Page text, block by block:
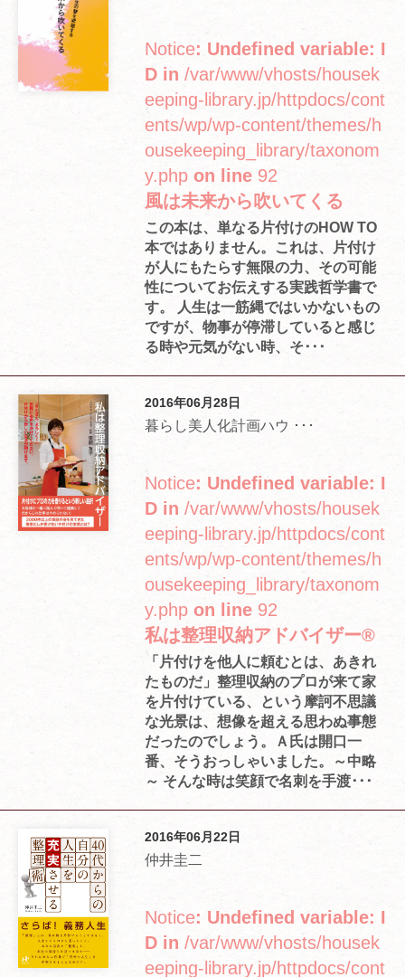
Notice: Undefined variable: I
D in /var/www/vhosts/housek
eeping-library.jp/httpdocs/cont
ents/wp/wp-content/themes/h
ousekeeping_library/taxonom
y.php on line 92
風は未来から吹いてくる
この本は、単なる片付けのHOW TO
本ではありません。これは、片付け
が人にもたらす無限の力、その可能
性についてお伝えする実践哲学書で
す。 人生は一筋縄ではいかないもの
ですが、物事が停滞していると感じ
る時や元気がない時、そ･･･
2016年06月28日
暮らし美人化計画ハウ ･･･
Notice: Undefined variable: I
D in /var/www/vhosts/housek
eeping-library.jp/httpdocs/cont
ents/wp/wp-content/themes/h
ousekeeping_library/taxonom
y.php on line 92
私は整理収納アドバイザー®
「片付けを他人に頼むとは、あきれ
たものだ」整理収納のプロが来て家
を片付けている、という摩訶不思議
な光景は、想像を超える思わぬ事態
だったのでしょう。Ａ氏は開口一
番、そうおっしゃいました。～中略
～ そんな時は笑顔で名刺を手渡･･･
2016年06月22日
仲井圭二
Notice: Undefined variable: I
D in /var/www/vhosts/housek
eeping-library.jp/httpdocs/cont